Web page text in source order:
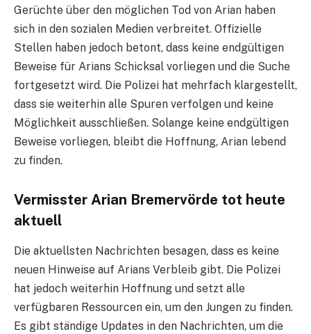
Gerüchte über den möglichen Tod von Arian haben
sich in den sozialen Medien verbreitet. Offizielle
Stellen haben jedoch betont, dass keine endgültigen
Beweise für Arians Schicksal vorliegen und die Suche
fortgesetzt wird. Die Polizei hat mehrfach klargestellt,
dass sie weiterhin alle Spuren verfolgen und keine
Möglichkeit ausschließen. Solange keine endgültigen
Beweise vorliegen, bleibt die Hoffnung, Arian lebend
zu finden.
Vermisster Arian Bremervörde tot heute
aktuell
Die aktuellsten Nachrichten besagen, dass es keine
neuen Hinweise auf Arians Verbleib gibt. Die Polizei
hat jedoch weiterhin Hoffnung und setzt alle
verfügbaren Ressourcen ein, um den Jungen zu finden.
Es gibt ständige Updates in den Nachrichten, um die